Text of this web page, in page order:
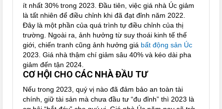
ít nhất 30% trong 2023. Đầu tiên, việc giá nhà Úc giảm
là tất nhiên để điều chỉnh khi đã đạt đỉnh năm 2022.
Đây là một phần của quá trình tự điều chỉnh của thị
trường. Ngoài ra, ảnh hưởng từ suy thoái kinh tế thế
giới, chiến tranh cũng ảnh hưởng giá bất động sản Úc
2023. Giá nhà thậm chí giảm sâu 40% và kéo dài pha
giảm đến tận 2024.
CƠ HỘI CHO CÁC NHÀ ĐẦU TƯ
Nếu trong 2023, quý vị nào đã đảm bảo an toàn tài
chính, giữ tài sản mà chưa đầu tư “đu đỉnh” thì 2023 là